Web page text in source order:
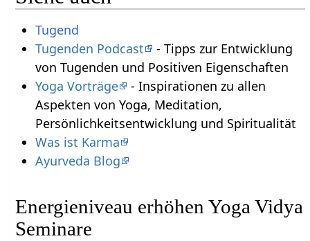
Tugend
Tugenden Podcast
- Tipps zur Entwicklung
von Tugenden und Positiven Eigenschaften
Yoga Vorträge
- Inspirationen zu allen
Aspekten von Yoga, Meditation,
Persönlichkeitsentwicklung und Spiritualität
Was ist Karma
Ayurveda Blog
Energieniveau erhöhen Yoga Vidya
Seminare